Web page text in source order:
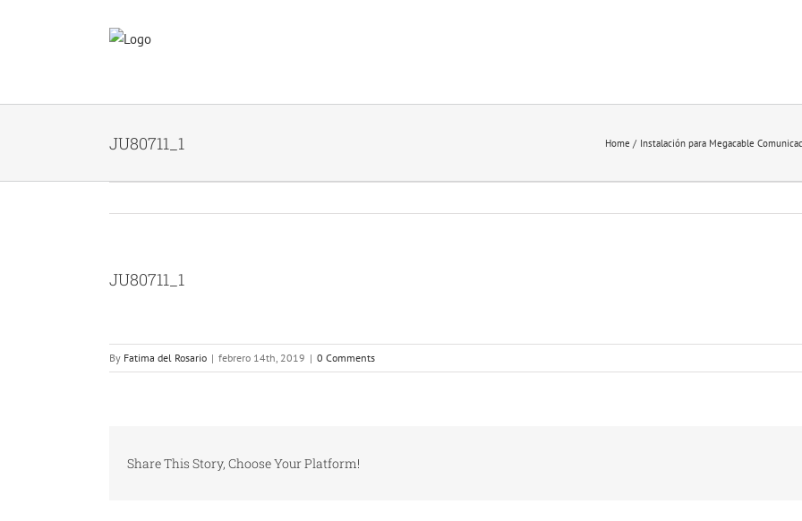
JU80711_1 Home Instalación para Megacable
JU80711_1
By Fatima del Rosario | febrero 14th, 2019 | 0 Comments
Share This Story, Choose Your Platform!